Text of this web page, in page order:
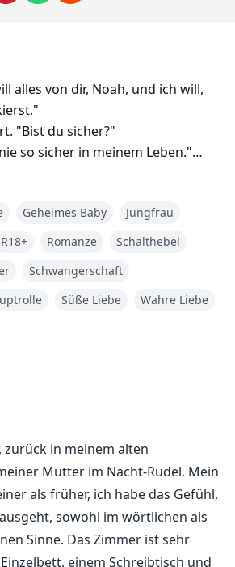
alles von dir, Noah, und ich will,
"Bist du sicher?"
so sicher in meinem Leben."
und steht stramm. Er beugt sich
du willst, dass ich aufhöre,
in mich ein und blieb eine Weile
Körper an seine Größe gewöhnen
langsam zu bewegen und
Oh mein Gott." Ich konnte
"Ich werde niemals
mich, Baby."
Frau, die gerade ihr Studium
Ihr Schicksal wird sich ändern, als
trifft. Als sie den griechisch-
Geheimes Baby
Jungfrau
R18+ Romanze
Schalthebel
Schwangerschaft
Süße Liebe
Wahre Liebe
zurück in meinem alten
Mutter im Nacht-Rudel. Mein
als früher, ich habe das Gefühl,
sowohl im wörtlichen als
Sinne. Das Zimmer ist sehr
einem Schreibtisch und